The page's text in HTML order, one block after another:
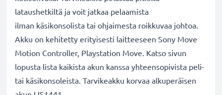
lataushetkiltä ja voit jatkaa pelaamista
ilman käsikonsolista tai ohjaimesta roikkuvaa johtoa.
Akku on kehitetty erityisesti laitteeseen Sony Move
Motion Controller, Playstation Move. Katso sivun
lopusta lista kaikista akun kanssa yhteensopivista peli-
tai käsikonsoleista. Tarvikeakku korvaa alkuperäisen